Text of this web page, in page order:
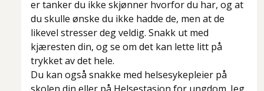
er tanker du ikke skjønner hvorfor du har, og at
du skulle ønske du ikke hadde de, men at de
likevel stresser deg veldig. Snakk ut med
kjæresten din, og se om det kan lette litt på
trykket av det hele.
Du kan også snakke med helsesykepleier på